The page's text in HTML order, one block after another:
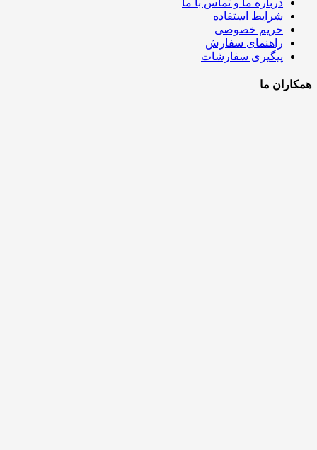
شرایط استفاده
حریم خصوصی
راهنمای سفارش
پیگیری سفارشات
همکاران ما